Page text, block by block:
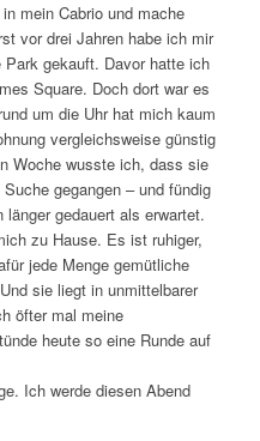
mein Cabrio und mache
vor drei Jahren habe ich mir
gekauft. Davor hatte ich
Square. Doch dort war es
um die Uhr hat mich kaum
vergleichsweise günstig
Woche wusste ich, dass sie
gegangen – und fündig
gedauert als erwartet.
zu Hause. Es ist ruhiger,
jede Menge gemütliche
sie liegt in unmittelbarer
öfter mal meine
heute so eine Runde auf
Ich werde diesen Abend